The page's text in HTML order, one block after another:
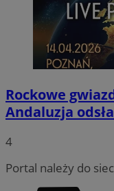
Rockowe
Andaluzja
4
Portal należy do